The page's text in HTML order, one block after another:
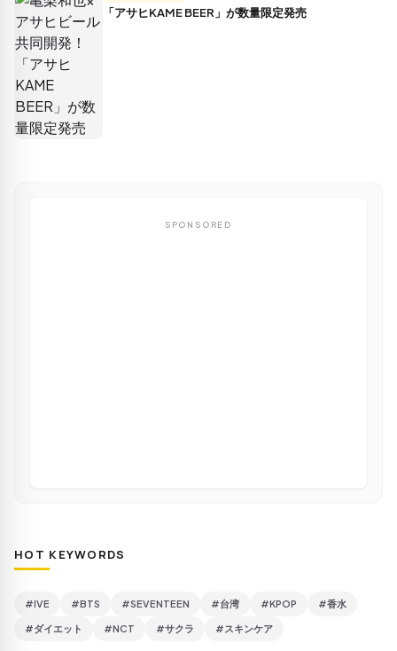
「アサヒKAME BEER」が数量限定発売
SPONSORED
HOT KEYWORDS
#IVE #BTS #SEVENTEEN #台湾 #KPOP #香水
#ダイエット #NCT #サクラ #スキンケア